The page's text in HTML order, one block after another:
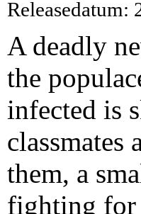
Releasedatum:
A deadly
the
infected is
classmates
them, a
fighting for